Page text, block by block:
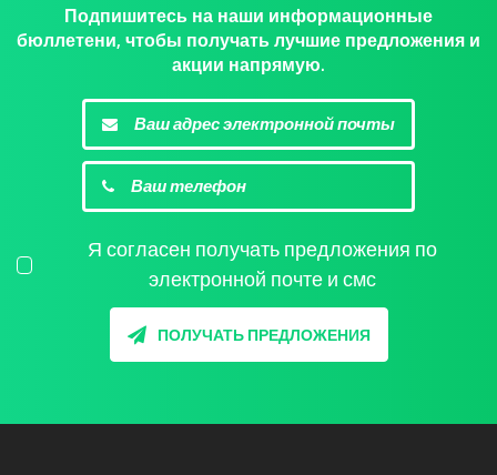
Подпишитесь на наши информационные
бюллетени, чтобы получать лучшие предложения и
акции напрямую.
Я согласен получать предложения по
электронной почте и смс
ПОЛУЧАТЬ ПРЕДЛОЖЕНИЯ